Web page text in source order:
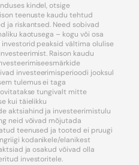
kindel, otsige
teenuste kaudu tehtud
ja riskantsed. Need sobivad
kaotusega – kogu või osa
peaksid vältima olulise
Raison kaudu
investeerimisperioodi jooksul
tulemus ei taga
tungivalt mitte
kui täielikku
aktsiahind ja investeerimistulu
neid võivad mõjutada
teenused ja tooted ei pruugi
kodanikele/elanikest
ja osakud võivad olla
investoritele.